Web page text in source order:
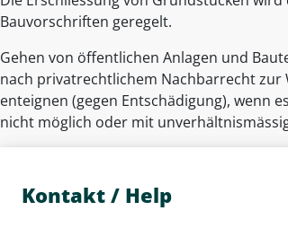
Bauvorschriften geregelt.
Gehen von öffentlichen Anlagen und
nach privatrechtlichem Nachbarrecht zur
enteignen (gegen Entschädigung), wenn
nicht möglich oder mit
Kontakt / Help